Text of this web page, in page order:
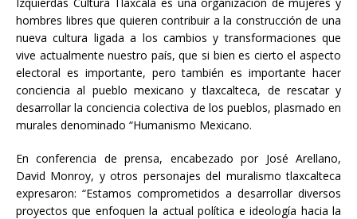
hombres libres que quieren contribuir a la construcción de una
nueva cultura ligada a los cambios y transformaciones que
vive actualmente nuestro país, que si bien es cierto el aspecto
electoral es importante, pero también es importante hacer
conciencia al pueblo mexicano y tlaxcalteca, de rescatar y
desarrollar la conciencia colectiva de los pueblos, plasmado en
murales denominado “Humanismo Mexicano.
En conferencia de prensa, encabezado por José Arellano,
David Monroy, y otros personajes del muralismo tlaxcalteca
expresaron: “Estamos comprometidos a desarrollar diversos
proyectos que enfoquen la actual política e ideología hacia la